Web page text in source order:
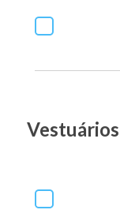
Vestuários